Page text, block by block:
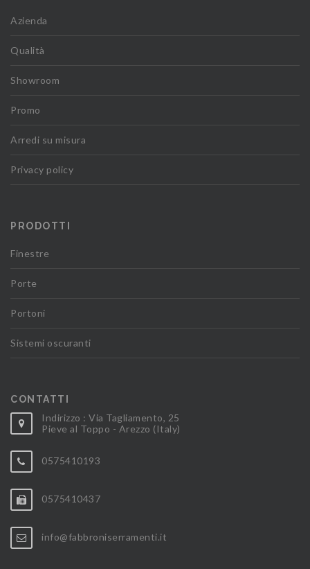
Azienda
Qualità
Showroom
Promo
Arredi su misura
Privacy policy
PRODOTTI
Finestre
Porte
Portoni
Sistemi oscuranti
CONTATTI
Indirizzo : Via Tagliamento, 25
Pieve al Toppo - Arezzo (Italy)
0575410193
0575410437
info@fabbroniserramenti.it